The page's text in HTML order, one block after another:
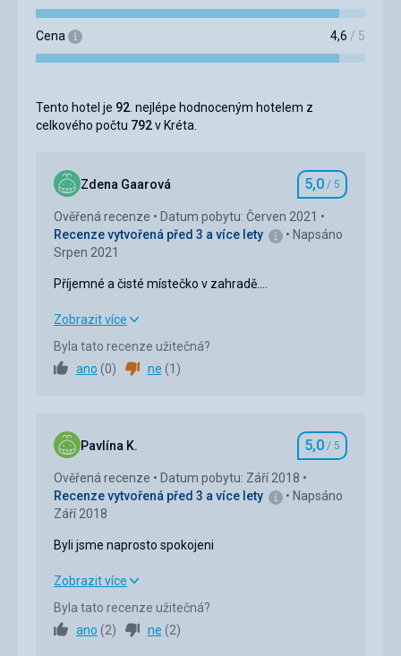
Cena 4,6 / 5
Tento hotel je 92. nejlépe hodnoceným hotelem z
celkového počtu 792v Kréta.
Zdena Gaarová Hodnocení
5,0 / 5
Ověřená recenze
Datum pobytu: Červen 2021
Recenze vytvořená před 3 a více lety
Napsáno
Srpen 2021
Příjemné a čisté místečko v zahradě....
Příjemné a čisté místečko v zahradě....
Strava
Služby 5,0/ 5
Cena 5,0/ 5
Pláž
sezónou a bylo to senza, klídek...
Strava
Po tavernách, skvělé čerstvé jídlo cenově jako v
Zobrazit více
Byla tato recenze užitečná?
ano (0) ne (1 )
Pavlína K. Hodnocení
5,0 / 5
Ověřená recenze
Datum pobytu: Září 2018
Recenze vytvořená před 3 a více lety
Napsáno
Září 2018
Byli jsme naprosto spokojeni
Byli jsme naprosto spokojeni
Strava
Zobrazit více
Byla tato recenze užitečná?
ano (2) ne (2)